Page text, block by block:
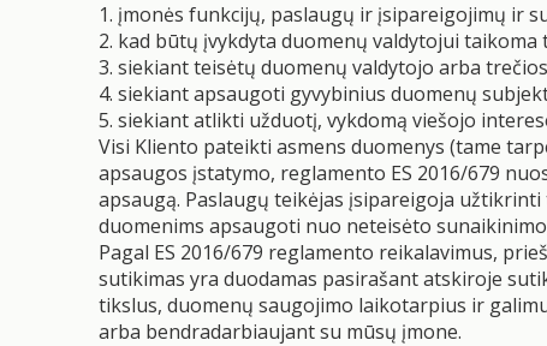
1. įmonės funkcijų, paslaugų ir įsipareigojimų ir
2. kad būtų įvykdyta duomenų valdytojui taikoma
3. siekiant teisėtų duomenų valdytojo arba
4. siekiant apsaugoti gyvybinius duomenų
5. siekiant atlikti užduotį, vykdomą viešojo
Visi Kliento pateikti asmens duomenys (tame
apsaugos įstatymo, reglamento ES 2016/679
apsaugą. Paslaugų teikėjas įsipareigoja
duomenims apsaugoti nuo neteisėto
Pagal ES 2016/679 reglamento reikalavimus,
sutikimas yra duodamas pasirašant atskiroje
tikslus, duomenų saugojimo laikotarpius ir
arba bendradarbiaujant su mūsų įmone.